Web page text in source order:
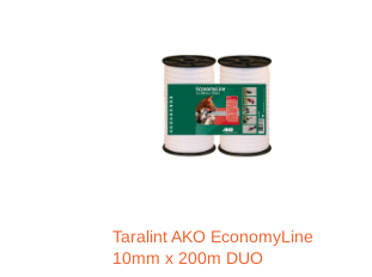
Taralint AKO EconomyLine
10mm x 200m DUO